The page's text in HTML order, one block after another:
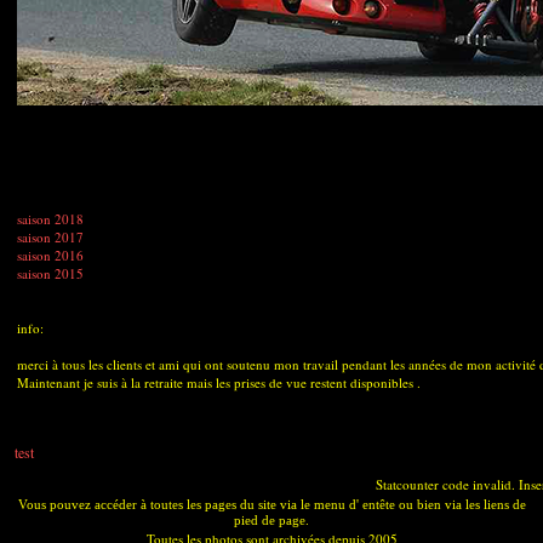
saison 2018
saison 2017
saison 2016
saison 2015
info:
merci à tous les clients et ami qui ont soutenu mon travail pendant les années de mon
Maintenant je suis à la retraite mais les prises de vue restent disponibles .
test
Statcounter code invalid.
Vous pouvez accéder à toutes les pages du site via le menu d' entête ou bien via les liens de
pied de page.
Toutes les photos sont archivées depuis 2005